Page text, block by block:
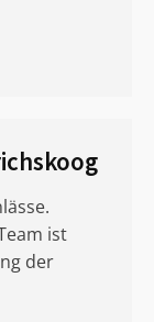
ist
der